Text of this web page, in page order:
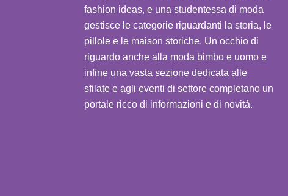
fashion ideas, e una studentessa di moda
gestisce le categorie riguardanti la storia, le
pillole e le maison storiche. Un occhio di
riguardo anche alla moda bimbo e uomo e
infine una vasta sezione dedicata alle
sfilate e agli eventi di settore completano un
portale ricco di informazioni e di novità.